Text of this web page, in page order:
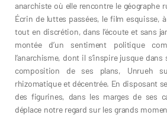
anarchiste où elle rencontre le géographe
Écrin de luttes passées, le film esquisse,
tout en discrétion, dans l’écoute et sans
montée d’un sentiment politique
l’anarchisme, dont il s’inspire jusque
composition de ses plans, Unrueh
rhizomatique et décentrée. En disposant
des figurines, dans les marges de ses
déplace notre regard sur les grands